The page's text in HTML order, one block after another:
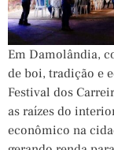
Em Damolândia,
de boi, tradição e
Festival dos
as raízes do
econômico na